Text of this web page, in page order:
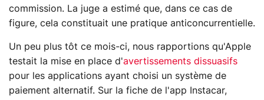
commission. La juge a estimé que, dans ce cas de
figure, cela constituait une pratique anticoncurrentielle.
Un peu plus tôt ce mois-ci, nous rapportions qu'Apple
testait la mise en place d'avertissements dissuasifs
pour les applications ayant choisi un système de
paiement alternatif. Sur la fiche de l'app Instacar,